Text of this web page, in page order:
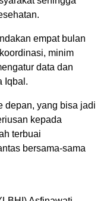
empat bulan
minim
data dan
Iqbal.
depan, yang bisa jadi
kepada
terbuai
bersama-sama